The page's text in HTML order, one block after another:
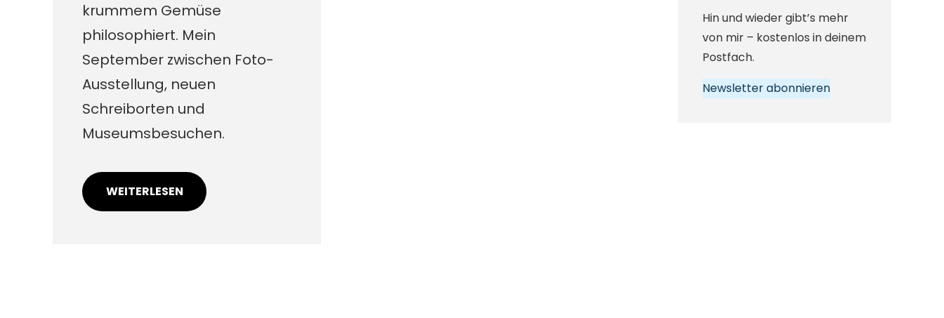
krummem Gemüse
philosophiert. Mein
September zwischen Foto-
Ausstellung, neuen
Schreiborten und
Museumsbesuchen.
WEITERLESEN
Hin und wieder gibt’s mehr
von mir – kostenlos in deinem
Postfach.
Newsletter abonnieren